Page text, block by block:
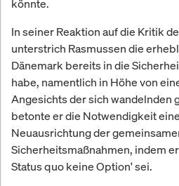
könnte.
In seiner Reaktion auf die Kritik
unterstrich Rasmussen die
Dänemark bereits in die
habe, namentlich in Höhe von
Angesichts der sich wandelnden
betonte er die Notwendigkeit
Neuausrichtung der
Sicherheitsmaßnahmen, indem
Status quo keine Option' sei.